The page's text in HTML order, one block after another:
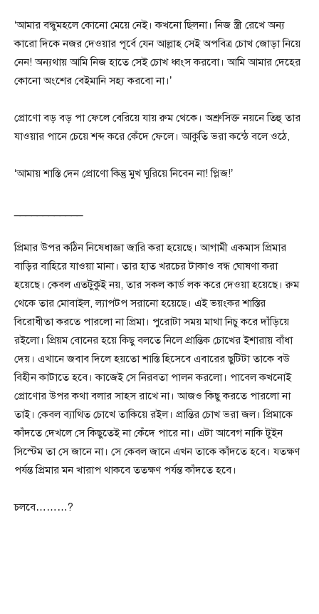
‘আমার বন্ধুমহলে কোনো মেয়ে নেই। কখনো ছিলনা। নিজ স্ত্রী রেখে‌ অন্য
কারো দিকে নজর দেওয়ার পূর্বে যেন আল্লাহ সেই অপবিত্র চোখ জোড়া নিয়ে
নেন! অন্যথায় আমি নিজ হাতে সেই চোখ ধ্বংস করবো। আমি আমার দেহের
কোনো অংশের বেইমানি সহ্য করবো না।’
প্রোণো বড় বড় পা ফেলে বেরিয়ে যায় রুম থেকে। অশ্রুসিক্ত নয়নে তিহু তার
যাওয়ার পানে চেয়ে শব্দ করে কেঁদে ফেলে। আকুতি ভরা কন্ঠে বলে ওঠে,
‘আমায় শাস্তি দেন প্রোণো কিন্তু মুখ ঘুরিয়ে নিবেন না! প্লিজ!’
প্রিমার উপর কঠিন নিষেধাজ্ঞা জারি করা হয়েছে। আগামী একমাস প্রিমার
বাড়ির বাহিরে যাওয়া মানা। তার হাত খরচের টাকাও বন্ধ ঘোষণা করা
হয়েছে। কেবল এতটুকুই নয়, তার সকল কার্ড লক করে দেওয়া হয়েছে। রুম
থেকে তার মোবাইল, ল্যাপটপ সরানো হয়েছে। এই ভয়ংকর শাস্তির
বিরোধীতা করতে পারলো না প্রিমা। পুরোটা সময় মাথা নিচু করে দাঁড়িয়ে
রইলো। প্রিয়ম বোনের হয়ে কিছু বলতে নিলে প্রান্তিক চোখের ইশারায় বাঁধা
দেয়। এখানে জবাব দিলে হয়তো শাস্তি হিসেবে এবারের ছুটিটা তাকে বউ
বিহীন কাটাতে হবে। কাজেই সে নিরবতা পালন করলো। পাবেল কখনোই
প্রোণোর উপর কথা বলার সাহস রাখে না। আজও কিছু করতে পারলো না
তাই। কেবল ব্যাথিত চোখে তাকিয়ে রইল। প্রান্তির চোখ ভরা জল। প্রিমাকে
কাঁদতে দেখলে সে কিছুতেই না কেঁদে পারে না। এটা আবেগ নাকি টুইন
সিস্টেম তা সে জানে না। সে কেবল জানে এখন তাকে কাঁদতে হবে। যতক্ষণ
পর্যন্ত প্রিমার মন খারাপ থাকবে ততক্ষণ পর্যন্ত কাঁদতে হবে।
চলবে………?